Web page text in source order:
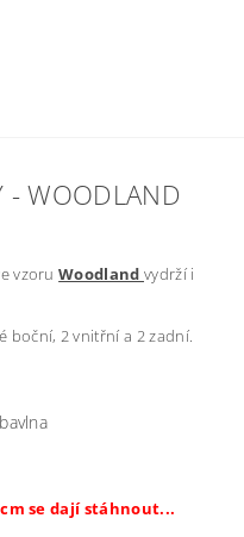
- WOODLAND
vzoruWoodlandvydrží i
boční, 2 vnitřní a 2 zadní.
se dají stáhnout...